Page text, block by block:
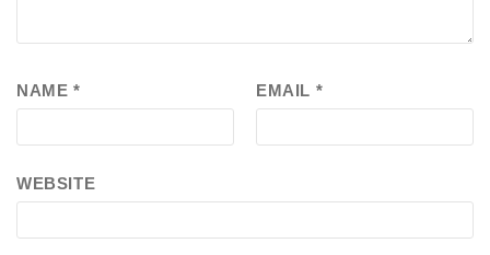
NAME * EMAIL *
WEBSITE